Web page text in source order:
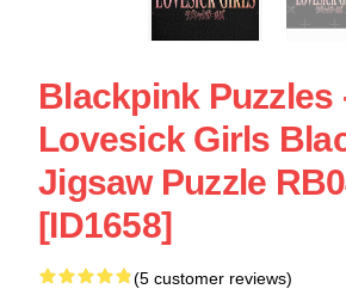
Blackpink Puzzles
Lovesick Girls
Jigsaw Puzzle
[ID1658]
(5 customer reviews)